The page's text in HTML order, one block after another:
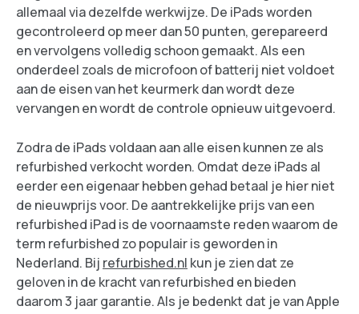
allemaal via dezelfde werkwijze. De iPads worden
gecontroleerd op meer dan 50 punten, gerepareerd
en vervolgens volledig schoon gemaakt. Als een
onderdeel zoals de microfoon of batterij niet voldoet
aan de eisen van het keurmerk dan wordt deze
vervangen en wordt de controle opnieuw uitgevoerd.
Zodra de iPads voldaan aan alle eisen kunnen ze als
refurbished verkocht worden. Omdat deze iPads al
eerder een eigenaar hebben gehad betaal je hier niet
de nieuwprijs voor. De aantrekkelijke prijs van een
refurbished iPad is de voornaamste reden waarom de
term refurbished zo populair is geworden in
Nederland. Bij refurbished.nl kun je zien dat ze
geloven in de kracht van refurbished en bieden
daarom 3 jaar garantie. Als je bedenkt dat je van Apple